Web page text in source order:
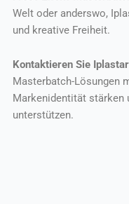
Welt oder anderswo,
und kreative Freiheit.
Kontaktieren Sie
Masterbatch-Lösungen
Markenidentität stärken
unterstützen.